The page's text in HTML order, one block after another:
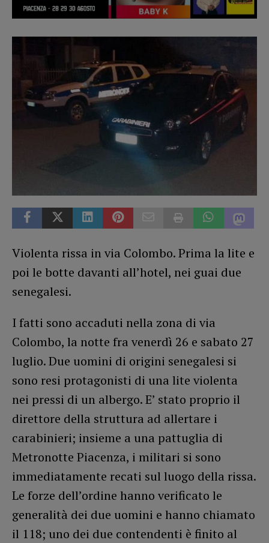
Violenta rissa in via Colombo. Prima la lite e
poi le botte davanti all’hotel, nei guai due
senegalesi.
I fatti sono accaduti nella zona di via
Colombo, la notte fra venerdì 26 e sabato 27
luglio. Due uomini di origini senegalesi si
sono resi protagonisti di una lite violenta
nei pressi di un albergo. E’ stato proprio il
direttore della struttura ad allertare i
carabinieri; insieme a una pattuglia di
Metronotte Piacenza, i militari si sono
immediatamente recati sul luogo della rissa.
Le forze dell’ordine hanno verificato le
generalità dei due uomini e hanno chiamato
il 118; uno dei due contendenti è finito al